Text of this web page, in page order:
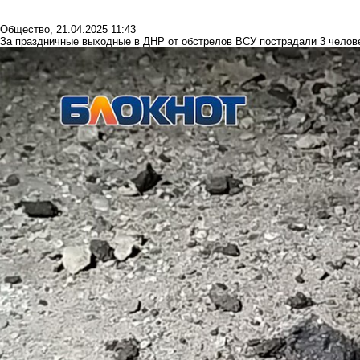
Общество 21.04.2025 11:43
За праздничные выходные в ДНР от обстрелов ВСУ пострадали 3